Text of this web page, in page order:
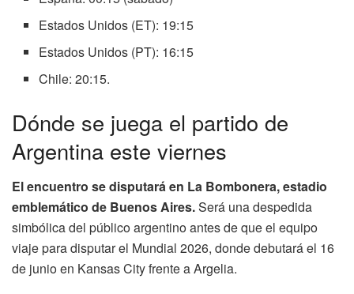
Estados Unidos (ET): 19:15
Estados Unidos (PT): 16:15
Chile: 20:15.
Dónde se juega el partido de
Argentina este viernes
El encuentro se disputará en La Bombonera, estadio
emblemático de Buenos Aires.Será una despedida
simbólica del público argentino antes de que el equipo
viaje para disputar el Mundial 2026, donde debutará el 16
de junio en Kansas City frente a Argelia.